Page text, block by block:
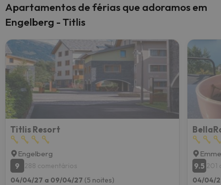
Apartamentos de férias que adoramos em
Engelberg - Titlis
Titlis Resort
Engelberg
9
288 comentários
04/04/27 a 09/04/27 (5 noites)
9.5 201
04/04/